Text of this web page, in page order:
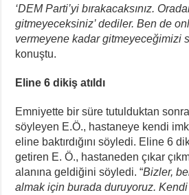
‘DEM Parti’yi bırakacaksınız.
gitmeyeceksiniz’ dediler. Ben de
vermeyene kadar gitmeyeceğimizi
konuştu.
Eline 6 dikiş atıldı
Emniyette bir süre tutulduktan sonra
söyleyen E.Ö., hastaneye kendi
eline baktırdığını söyledi. Eline 6
getiren E. Ö., hastaneden çıkar
alanına geldiğini söyledi. “Bizler,
almak için burada duruyoruz.